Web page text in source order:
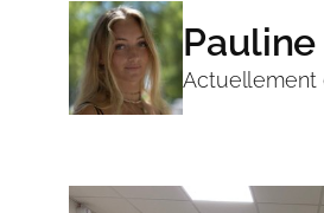
Actuellement